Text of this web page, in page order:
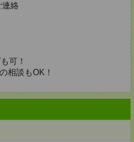
連絡
可！
相談もOK！